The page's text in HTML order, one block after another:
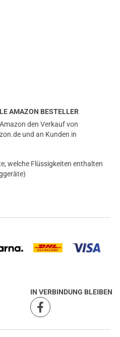
AMAZON BESTELLER
den Verkauf von
und an Kunden in
welche Flüssigkeiten enthalten
IN VERBINDUNG BLEIBEN